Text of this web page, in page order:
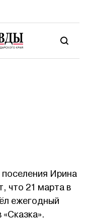
поселения Ирина
что 21 марта в
ежегодный